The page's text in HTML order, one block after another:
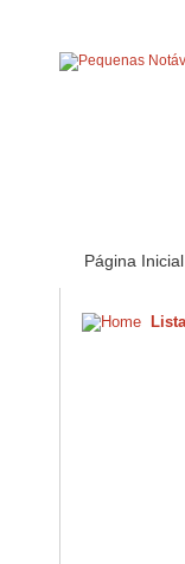
Página Inicial